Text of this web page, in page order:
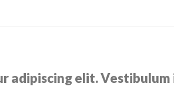
adipiscing elit. Vestibulum